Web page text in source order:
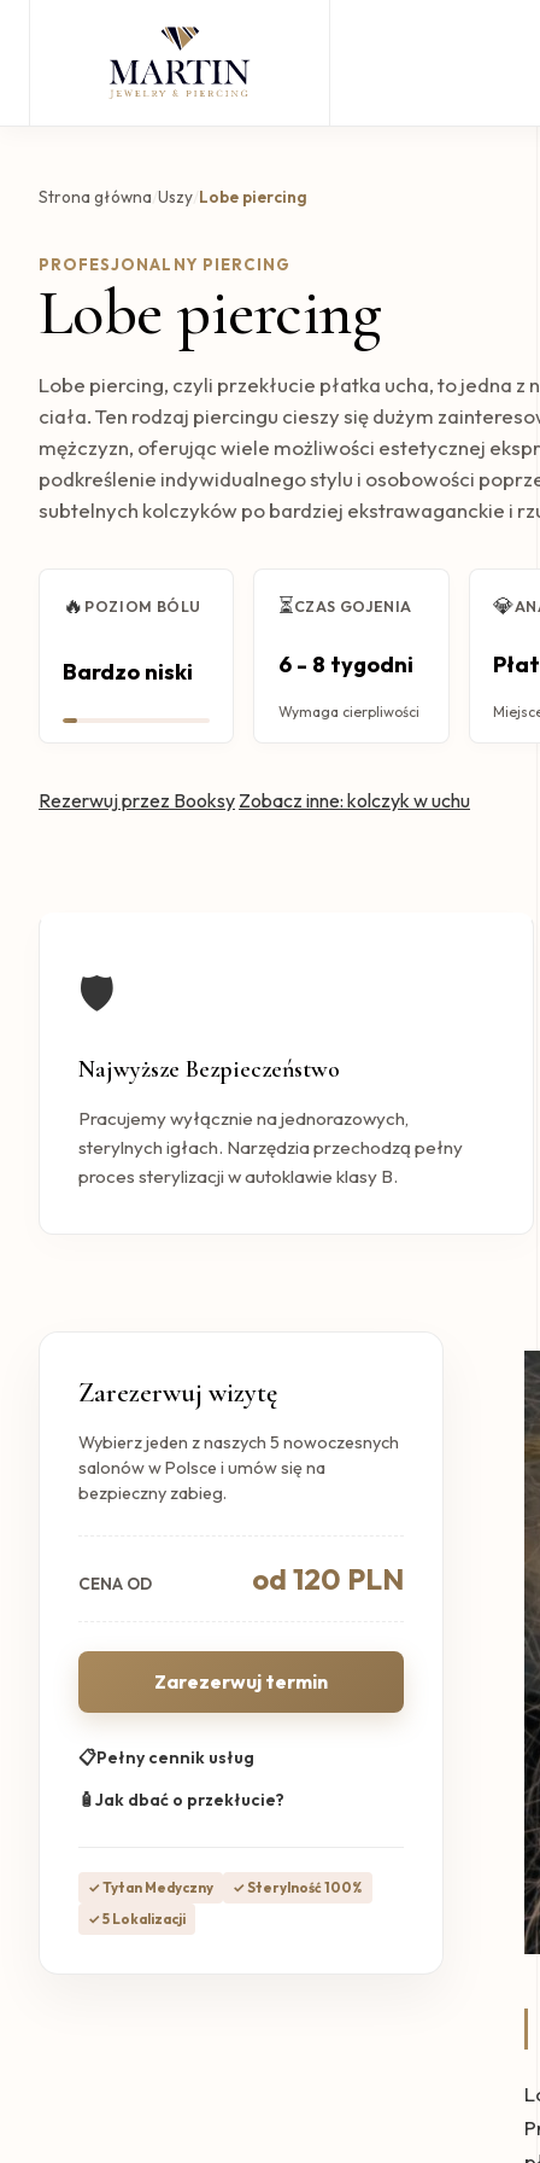
Strona główna Uszy Lobe piercing
PROFESJONALNY PIERCING
Lobe piercing
Lobe piercing, czyli przekłucie płatka ucha, to jedna
ciała. Ten rodzaj piercingu cieszy się dużym
mężczyzn, oferując wiele możliwości estetycznej
podkreślenie indywidualnego stylu i osobowości
subtelnych kolczyków po bardziej ekstrawaganckie i
🔥 POZIOM BÓLU
Bardzo niski
⏳CZAS GOJENIA
6 - 8 tygodni
Wymaga cierpliwości
💎
Rezerwuj przez Booksy Zobacz inne: kolczyk w uchu
🛡️
Najwyższe Bezpieczeństwo
Pracujemy wyłącznie na jednorazowych,
sterylnych igłach. Narzędzia przechodzą pełny
proces sterylizacji w autoklawie klasy B.
Zarezerwuj wizytę
Wybierz jeden z naszych 5 nowoczesnych
salonów w Polsce i umów się na
bezpieczny zabieg.
CENA OD od 120 PLN
Zarezerwuj termin
📋Pełny cennik usług
🧴Jak dbać o przekłucie?
✓ Tytan Medyczny
✓ Sterylność 100%
✓ 5 Lokalizacji